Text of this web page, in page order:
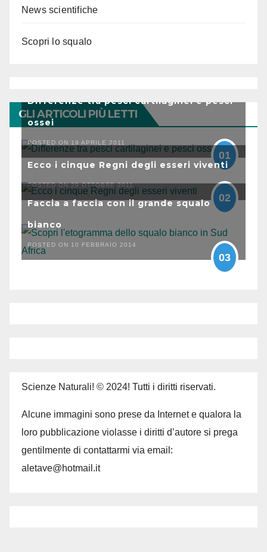
News scientifiche
Scopri lo squalo
GLI ARTICOLI PIÙ LETTI
Differenze tra pesci cartilaginei e pesci
ossei
POSTED ON 19 APRILE 2011
01
Ecco i cinque Regni degli esseri viventi
POSTED ON 29 OTTOBRE 2011
02
Faccia a faccia con il grande squalo
bianco
POSTED ON 10 FEBBRAIO 2014
03
Scienze Naturali! © 2024! Tutti i diritti riservati.
Alcune immagini sono prese da Internet e qualora la
loro pubblicazione violasse i diritti d’autore si prega
gentilmente di contattarmi via email:
aletave@hotmail.it